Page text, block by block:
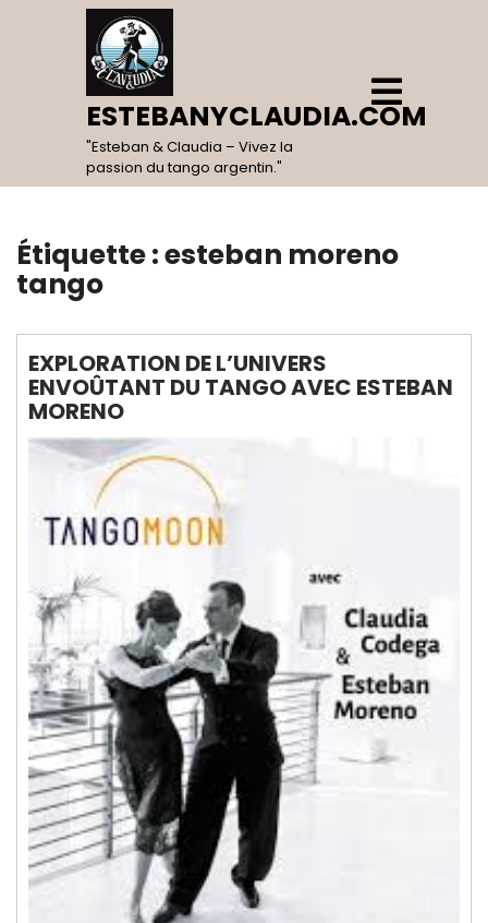
ESTEBANYCLAUDIA.COM
"Esteban & Claudia – Vivez la
passion du tango argentin."
Open
Menu
Étiquette :esteban moreno
tango
EXPLORATION DE L’UNIVERS
ENVOÛTANT DU TANGO AVEC ESTEBAN
MORENO